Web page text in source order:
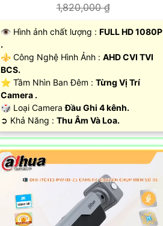
1,820,000 ₫
👁 Hình ảnh chất lượng : FULL HD 1080P
.
⚜️ Công Nghệ Hình Ảnh : AHD CVI TVI
BCS.
⭐ Tầm Nhìn Ban Đêm : Từng Vị Trí
Camera .
🎲 Loại CameraĐầu Ghi 4 kênh.
️➲ Khả Năng : Thu Âm Và Loa.